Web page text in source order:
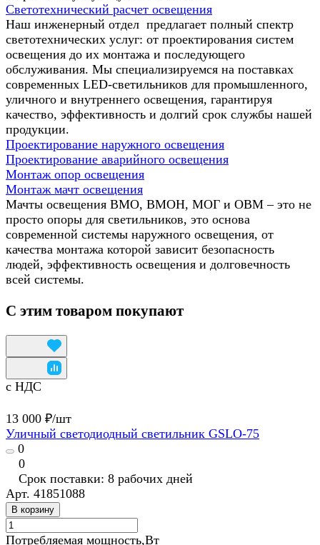
Светотехнический расчет освещения
Наш инженерный отдел предлагает полный спектр
светотехнических услуг: от проектирования систем
освещения до их монтажа и последующего
обслуживания. Мы специализируемся на поставках
современных LED-светильников для промышленного,
уличного и внутреннего освещения, гарантируя
качество, эффективность и долгий срок службы нашей
продукции.
Проектирование наружного освещения
Проектирование аварийного освещения
Монтаж опор освещения
Монтаж мачт освещения
Мачты освещения ВМО, ВМОН, МОГ и ОВМ – это не
просто опоры для светильников, это основа
современной системы наружного освещения, от
качества монтажа которой зависит безопасность
людей, эффективность освещения и долговечность
всей системы.
С этим товаром покупают
с НДС
13 000 ₽/шт
Уличный светодиодный светильник GSLO-75
0
0
Срок поставки: 8 рабочих дней
Арт. 41851088
В корзину
Потребляемая мощность,Вт